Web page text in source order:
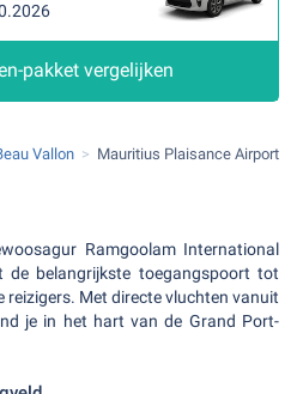
pakket vergelijken
Vallon Mauritius Plaisance Airport
Ramgoolam International
de belangrijkste toegangspoort tot
Met directe vluchten vanuit
je in het hart van de Grand Port-